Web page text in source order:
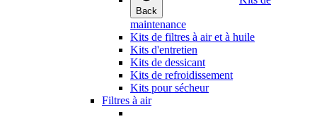
Back
maintenance
Kits de filtres à air et à huile
Kits d'entretien
Kits de dessicant
Kits de refroidissement
Kits pour sécheur
Filtres à air